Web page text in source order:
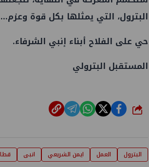
البترول، التي يمثلها بكل قوة
حي على الفلاح أبناء إنبي الشرفاء.
المستقبل البترولي
شارك
البترول العمل ايمن الشريعي انبى
مصنع ووتك لإنتاج
تحالف أوبك+
إنتاج النفط خلال